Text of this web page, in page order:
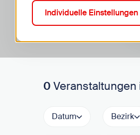
0 Veranstaltungen
Datum Bezirk
Individuelle Einstellungen